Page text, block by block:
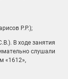
Р.Р.);
В ходе занятия
слушали
«1612»,